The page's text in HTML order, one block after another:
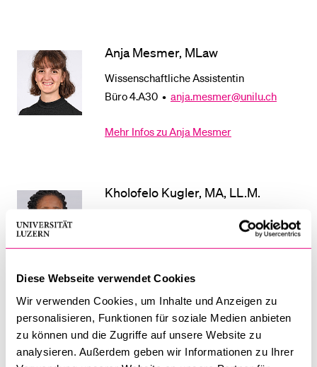
Diese Webseite verwendet Cookies
Wir verwenden Cookies, um Inhalte und Anzeigen zu
personalisieren, Funktionen für soziale Medien anbieten
zu können und die Zugriffe auf unsere Website zu
analysieren. Außerdem geben wir Informationen zu Ihrer
Anja Mesmer, MLaw
Wissenschaftliche Assistentin
Büro 4.A30 • anja.mesmer@unilu.ch
Mehr Infos zu Anja Mesmer
Kholofelo Kugler, MA, LL.M.
Mehr Infos zu Kholofelo Kugler
Kristin Jung, BSc FH
Hilfsassistentin
Raum INS-2 •kristin.jung@unilu.ch